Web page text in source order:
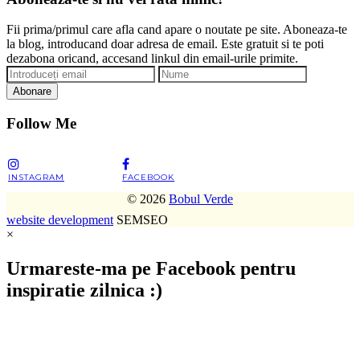
Fii prima/primul care afla cand apare o noutate pe site. Aboneaza-te
la blog, introducand doar adresa de email. Este gratuit si te poti
dezabona oricand, accesand linkul din email-urile primite.
Abonare
Follow Me
INSTAGRAM FACEBOOK
© 2026 Bobul Verde
website development SEMSEO
×
Urmareste-ma pe Facebook pentru
inspiratie zilnica :)